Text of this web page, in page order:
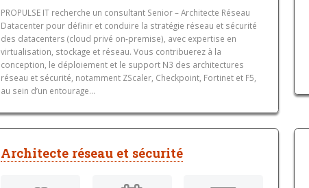
PROPULSE IT recherche un consultant Senior – Architecte Réseau
Datacenter pour définir et conduire la stratégie réseau et sécurité
des datacenters (cloud privé on‑premise), avec expertise en
virtualisation, stockage et réseau. Vous contribuerez à la
conception, le déploiement et le support N3 des architectures
réseau et sécurité, notamment ZScaler, Checkpoint, Fortinet et F5,
au sein d’un entourage...
Architecte réseau et sécurité